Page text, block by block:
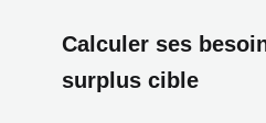
Calculer ses
surplus cible